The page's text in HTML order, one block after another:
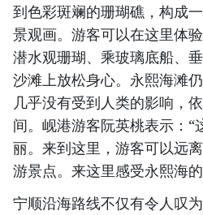
到色彩斑斓的珊瑚礁，构成
景观画。游客可以在这里体
潜水观珊瑚、乘玻璃底船、
沙滩上放松身心。永熙海滩
几乎没有受到人类的影响，
间。岘港游客阮英桃表示：“
丽。来到这里，游客可以远
游景点。来这里感受永熙海的
宁顺沿海路线不仅有令人叹